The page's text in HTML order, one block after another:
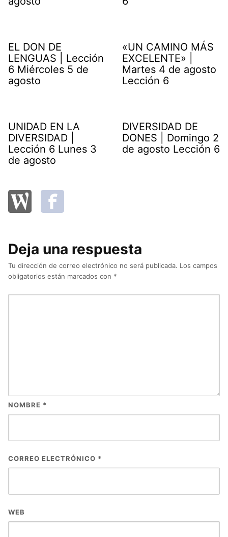
EL DON DE
LENGUAS | Lección
6 Miércoles 5 de
agosto
«UN CAMINO MÁS
EXCELENTE» |
Martes 4 de agosto
Lección 6
UNIDAD EN LA
DIVERSIDAD |
Lección 6 Lunes 3
de agosto
DIVERSIDAD DE
DONES | Domingo 2
de agosto Lección 6
Deja una respuesta
Tu dirección de correo electrónico no será publicada. Los campos
obligatorios están marcados con *
NOMBRE *
CORREO ELECTRÓNICO *
WEB